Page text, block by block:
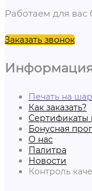
Работаем для вас
Заказать звонок
Печать на
Как заказать?
Сертификаты
Бонусная
О нас
Палитра
Новости
Контроль